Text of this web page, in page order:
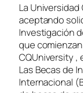
La
aceptando
Investigación
que
CQUniversity ,
Las Becas de
Internacional